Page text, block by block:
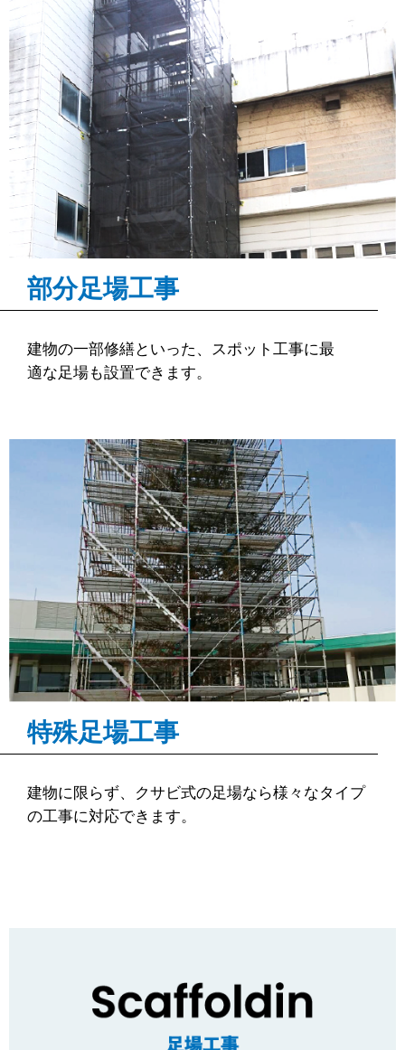
部分足場工事
建物の一部修繕といった、スポット工事に最
適な足場も設置できます。
特殊足場工事
建物に限らず、クサビ式の足場なら様々なタイプ
の工事に対応できます。